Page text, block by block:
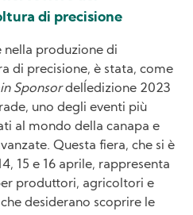
di precisione
nella produzione di
di precisione, è stata, come
Sponsordell´edizione 2023
uno degli eventi più
al mondo della canapa e
Questa fiera, che si è
15 e 16 aprile, rappresenta
produttori, agricoltori e
desiderano scoprire le